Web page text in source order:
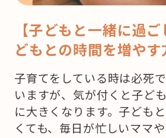
【子どもと一緒に過
どもとの時間を増やす
子育てをしている時は必死
いますが、気が付くと子ど
に大きくなります。子ども
くても、毎日が忙しいママ